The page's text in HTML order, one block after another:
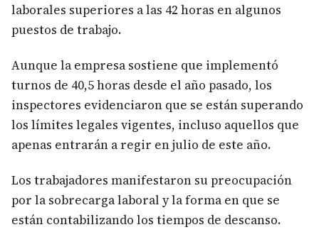
laborales superiores a las 42 horas en algunos
puestos de trabajo.
Aunque la empresa sostiene que implementó
turnos de 40,5 horas desde el año pasado, los
inspectores evidenciaron que se están superando
los límites legales vigentes, incluso aquellos que
apenas entrarán a regir en julio de este año.
Los trabajadores manifestaron su preocupación
por la sobrecarga laboral y la forma en que se
están contabilizando los tiempos de descanso.